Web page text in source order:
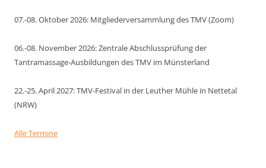
07.-08. Oktober 2026: Mitgliederversammlung des TMV (Zoom)
06.-08. November 2026: Zentrale Abschlussprüfung der
Tantramassage-Ausbildungen des TMV im Münsterland
22.-25. April 2027: TMV-Festival in der Leuther Mühle in Nettetal
(NRW)
Alle Termine